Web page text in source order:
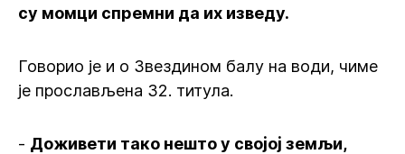
су момци спремни да их изведу.
Говорио је и о Звездином балу на води, чиме
је прослављена 32. титула.
- Доживети тако нешто у својој земљи,